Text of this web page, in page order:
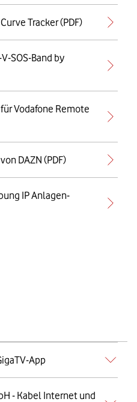
Tracker (PDF)
SOS-Band by
Vodafone Remote
DAZN (PDF)
IP Anlagen-
App
- Kabel Internet und